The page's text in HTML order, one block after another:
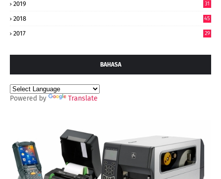
2019 31
2018 45
2017 29
BAHASA
Powered by Translate